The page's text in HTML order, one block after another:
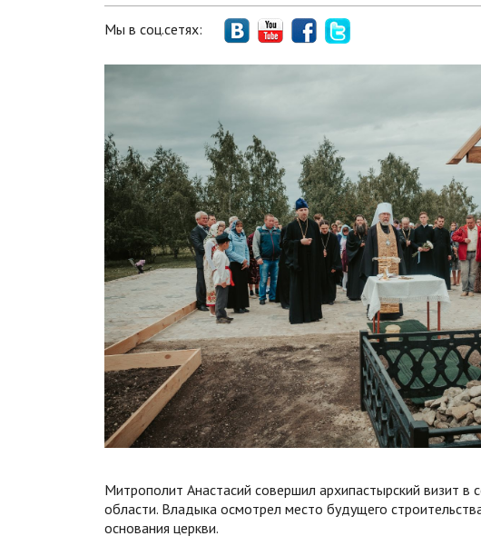
Мы в соц.сетях:
Митрополит Анастасий совершил архипастырский визит в
области. Владыка осмотрел место будущего
основания церкви.